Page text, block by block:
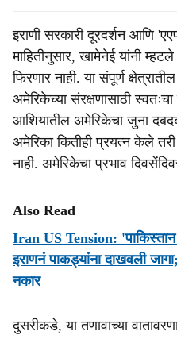
इराणी सरकारी दूरदर्शन आणि
माहितीनुसार, खामेनेई यांनी
फिरणार नाही. या संपूर्ण
अमेरिकेच्या संरक्षणासाठी स्वतःचा
आशियातील अमेरिकेचा जुना
अमेरिका कितीही प्रयत्न केले
नाही. अमेरिकेचा प्रभाव
Also Read
Iran US Tension: 'पाकिस्तान
इराणनं पाकड्यांना दाखवली
नकार
दुसरीकडे, या तणावाच्या